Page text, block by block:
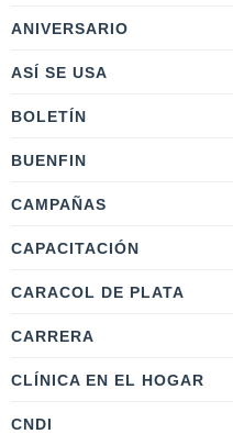
ANIVERSARIO
ASÍ SE USA
BOLETÍN
BUENFIN
CAMPAÑAS
CAPACITACIÓN
CARACOL DE PLATA
CARRERA
CLÍNICA EN EL HOGAR
CNDI